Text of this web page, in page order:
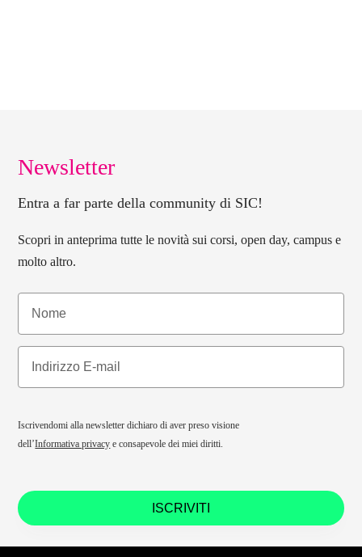
Newsletter
Entra a far parte della community di SIC!
Scopri in anteprima tutte le novità sui corsi, open day, campus e
molto altro.
ISCRIVITI
Iscrivendomi alla newsletter dichiaro di aver preso visione
dell’Informativa privacy e consapevole dei miei diritti.